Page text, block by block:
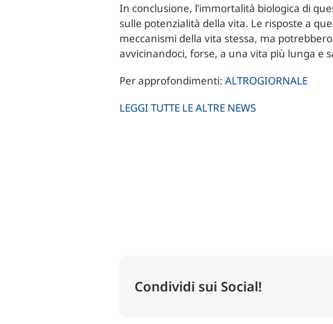
In conclusione, l’immortalità biologica di
sulle potenzialità della vita. Le risposte a
meccanismi della vita stessa, ma
avvicinandoci, forse, a una vita più lunga e
Per approfondimenti:ALTROGIORNALE
LEGGI TUTTE LE ALTRE NEWS
Condividi sui Social!